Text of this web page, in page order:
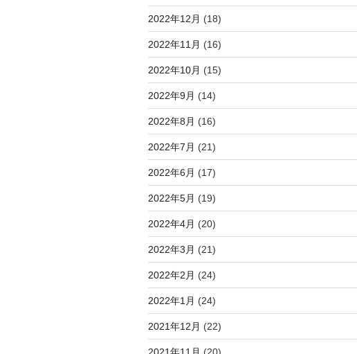
2022年12月 (18)
2022年11月 (16)
2022年10月 (15)
2022年9月 (14)
2022年8月 (16)
2022年7月 (21)
2022年6月 (17)
2022年5月 (19)
2022年4月 (20)
2022年3月 (21)
2022年2月 (24)
2022年1月 (24)
2021年12月 (22)
2021年11月 (20)